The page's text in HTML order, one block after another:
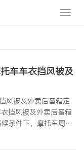
车车衣挡风被及
风被及外卖后备箱定
挡风被及外卖后备箱
条件下，摩托车周边
无处不在的尘土，共